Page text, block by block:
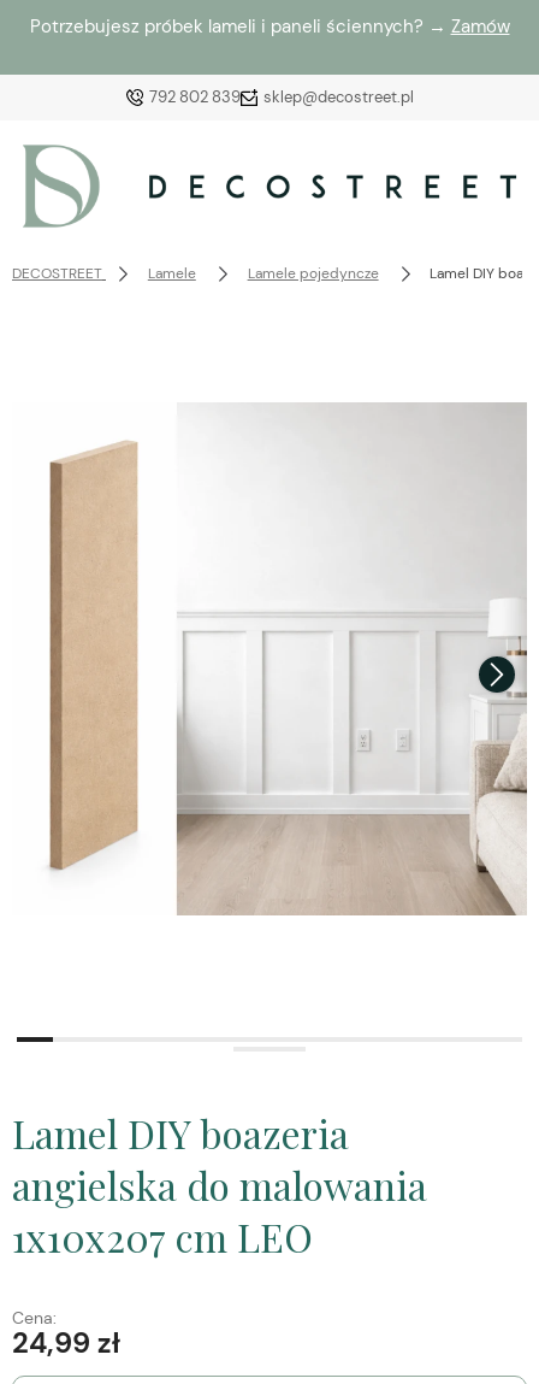
Potrzebujesz próbek lameli i paneli ściennych? → Zamów
792 802 839 sklep@decostreet.pl
DECOSTREET Lamele Lamele pojedyncze Lamel DIY
Lamel DIY boazeria
angielska do malowania
1x10x207 cm LEO
Cena:
24,99 zł